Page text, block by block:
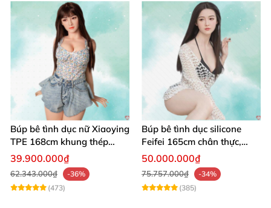
Búp bê tình dục nữ Xiaoying
TPE 168cm khung thép
không gỉ 1:1
39.900.000₫
62.343.000₫
-36%
(473)
Búp bê tình dục silicone
Feifei 165cm chân thực,
sang trọng, âm thanh sống
50.000.000₫
75.757.000₫
-34%
(385)